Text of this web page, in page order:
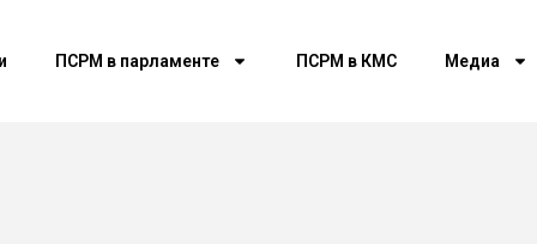
ПСРМ в парламенте ПСРМ в КМС Медиа